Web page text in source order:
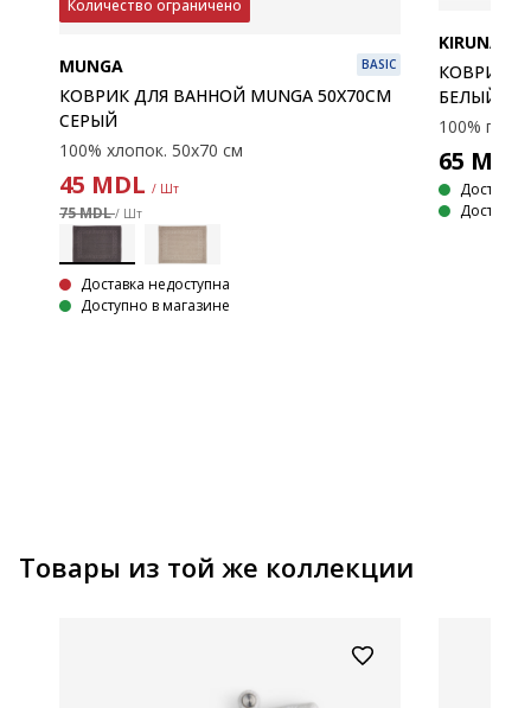
Количество ограничено
MUNGA BASIC
КОВРИК ДЛЯ ВАННОЙ MUNGA 50X70СМ
СЕРЫЙ
100% хлопок. 50х70 см
45 MDL / Шт
75 MDL/ Шт
Доставка недоступна
Доступно в магазине
KIRUNA
КОВРИК
БЕЛЫЙ
65 MDL
Доставка
Товары из той же коллекции